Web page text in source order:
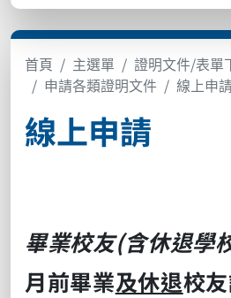
首頁 主選單
證明文件/表單
申請各類證明文件
線上申
線上申請
畢業校友(含休退學
月前畢業及休退校